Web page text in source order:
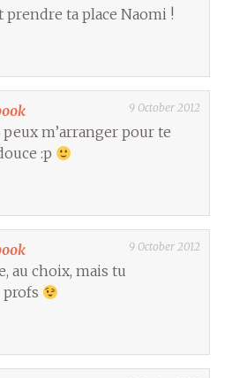
prendre ta place Naomi !
9 October 2012
m’arranger pour te
:p
9 October 2012
au choix, mais tu
profs